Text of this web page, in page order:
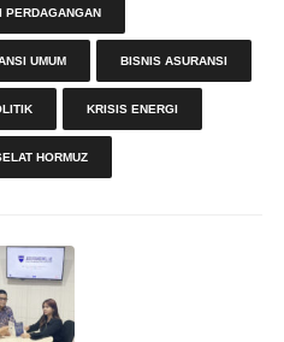
PERDAGANGAN
UMUM BISNIS ASURANSI
KRISIS ENERGI
HORMUZ